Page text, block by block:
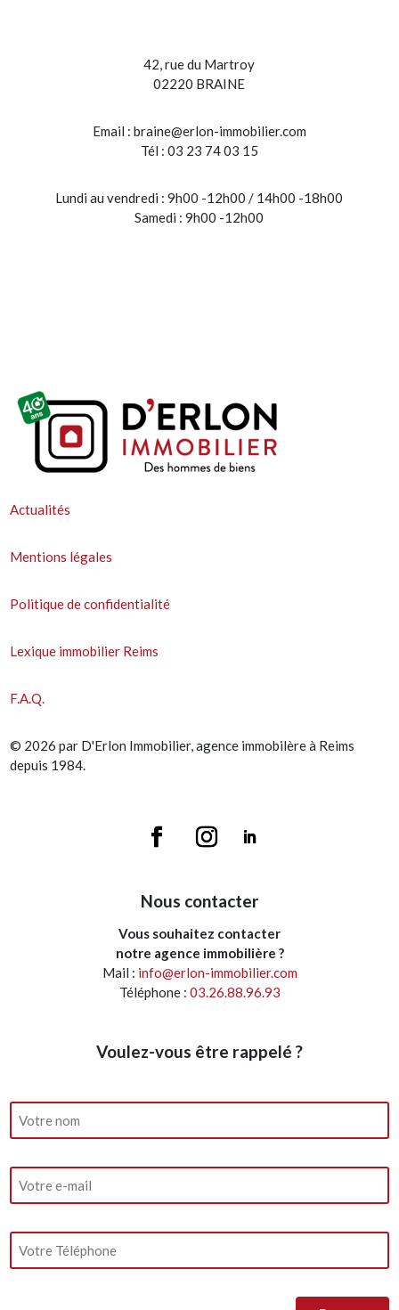
42, rue du Martroy
02220 BRAINE
Email : braine@erlon-immobilier.com
Tél : 03 23 74 03 15
Lundi au vendredi : 9h00 -12h00 / 14h00 -18h00
Samedi : 9h00 -12h00
Actualités
Mentions légales
Politique de confidentialité
Lexique immobilier Reims
F.A.Q.
© 2026 par D'Erlon Immobilier, agence immobilère à Reims
depuis 1984.
Nous contacter
Vous souhaitez contacter
notre agence immobilière ?
Mail : info@erlon-immobilier.com
Téléphone : 03.26.88.96.93
Voulez-vous être rappelé ?